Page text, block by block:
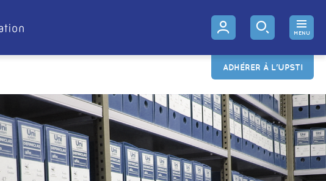
MENU
ADHÉRER À L'UPSTI